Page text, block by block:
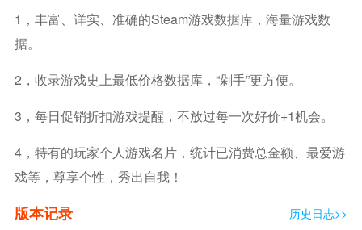
1，丰富、详实、准确的Steam游戏数据库，海量游戏数
据。
2，收录游戏史上最低价格数据库，“剁手”更方便。
3，每日促销折扣游戏提醒，不放过每一次好价+1机会。
4，特有的玩家个人游戏名片，统计已消费总金额、最爱游
戏等，尊享个性，秀出自我！
版本记录 历史日志>>